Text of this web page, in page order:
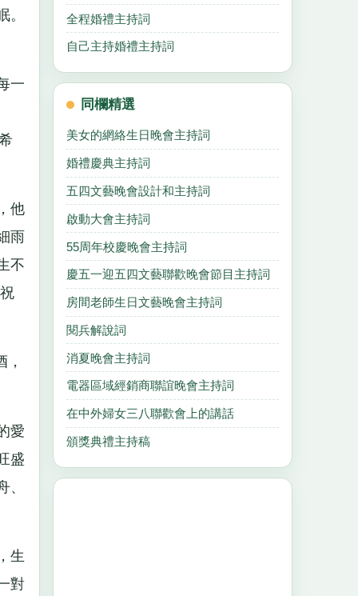
一
他
雨
不
愛
盛
生
對
全程婚禮主持詞
自己主持婚禮主持詞
同欄精選
美女的網絡生日晚會主持詞
婚禮慶典主持詞
五四文藝晚會設計和主持詞
啟動大會主持詞
55周年校慶晚會主持詞
慶五一迎五四文藝聯歡晚會節目主持詞
房間老師生日文藝晚會主持詞
閱兵解說詞
消夏晚會主持詞
電器區域經銷商聯誼晚會主持詞
在中外婦女三八聯歡會上的講話
頒獎典禮主持稿